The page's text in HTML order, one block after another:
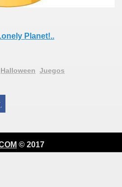
Planet!..
Halloween Juegos
© 2017